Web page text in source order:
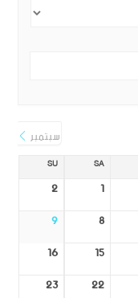
سبتمبر
SA
SU
1
2
8
9
15
16
22
23